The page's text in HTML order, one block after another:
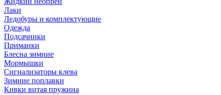
Лаки
Ледобуры и комплектующие
Одежда
Подсачники
Приманки
Блесна зимние
Мормышки
Сигнализаторы клева
Зимние поплавки
Кивки витая пружина